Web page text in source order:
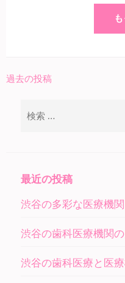
過去の投稿
最近の投稿
渋谷の多彩な医療機
渋谷の歯科医療機関
渋谷の歯科医療と医